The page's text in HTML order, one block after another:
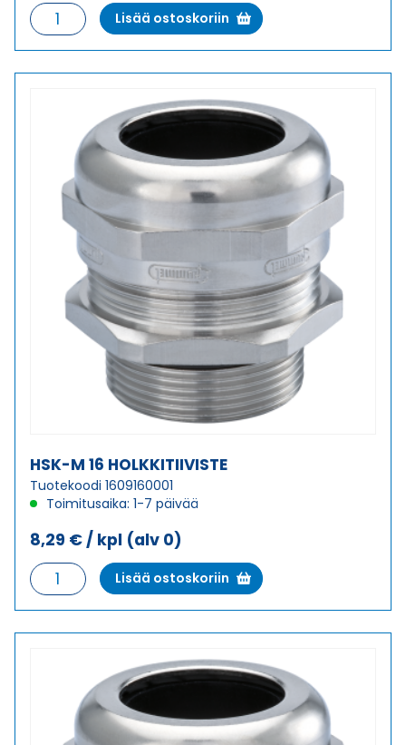
HSK-
M
13,5
Lisää ostoskoriin
HSK-M 16 HOLKKITIIVISTE
Tuotekoodi 1609160001
Toimitusaika: 1-7 päivää
8,29 € / kpl (alv 0)
HSK-
M
16
Lisää ostoskoriin